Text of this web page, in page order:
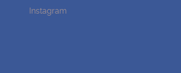
Instagram